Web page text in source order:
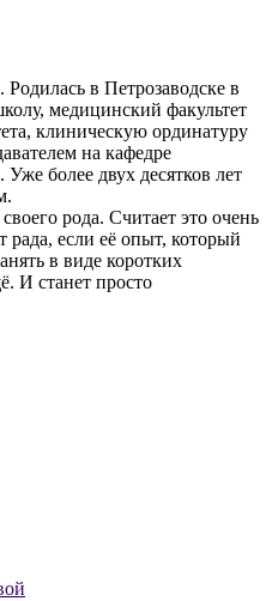
. Родилась в Петрозаводске в
медицинский факультет
клиническую ординатуру
на кафедре
более двух десятков лет
рода. Считает это очень
рада, если её опыт, который
в виде коротких
И станет просто